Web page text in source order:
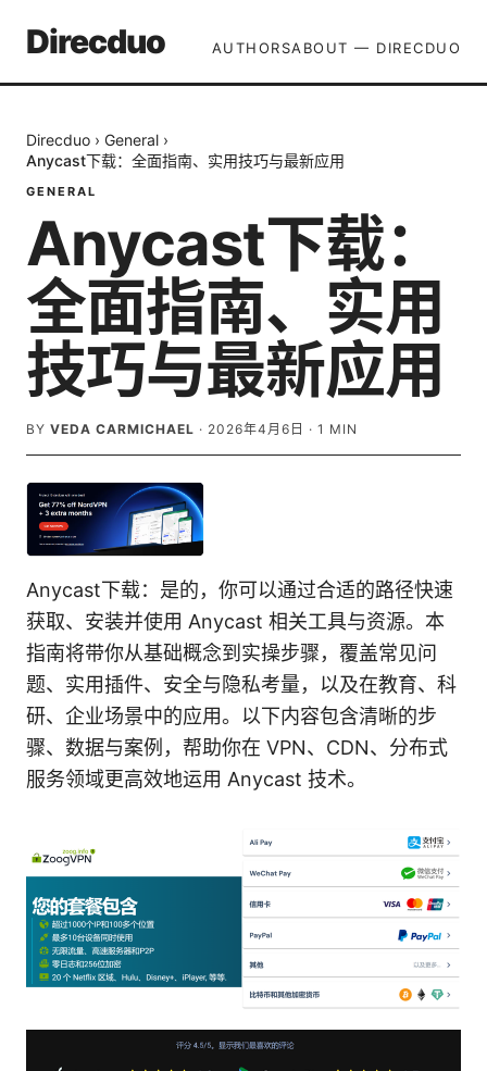
Direcduo AUTHORSABOUT — DIRECDUO
Direcduo › General ›
Anycast下载：全面指南、实用技巧与最新应用
GENERAL
Anycast下载：
全面指南、实用
技巧与最新应用
BY VEDA CARMICHAEL · 2026年4月6日 · 1 MIN
Anycast下载：是的，你可以通过合适的路径快速
获取、安装并使用 Anycast 相关工具与资源。本
指南将带你从基础概念到实操步骤，覆盖常见问
题、实用插件、安全与隐私考量，以及在教育、科
研、企业场景中的应用。以下内容包含清晰的步
骤、数据与案例，帮助你在 VPN、CDN、分布式
服务领域更高效地运用 Anycast 技术。